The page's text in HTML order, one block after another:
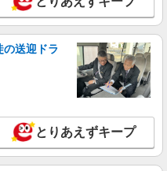
ある福祉業界で介護デビュー
2250円 ＜日払い有/週払い有/交
詳細を見る
の送迎ドラ
とりあえずキープ